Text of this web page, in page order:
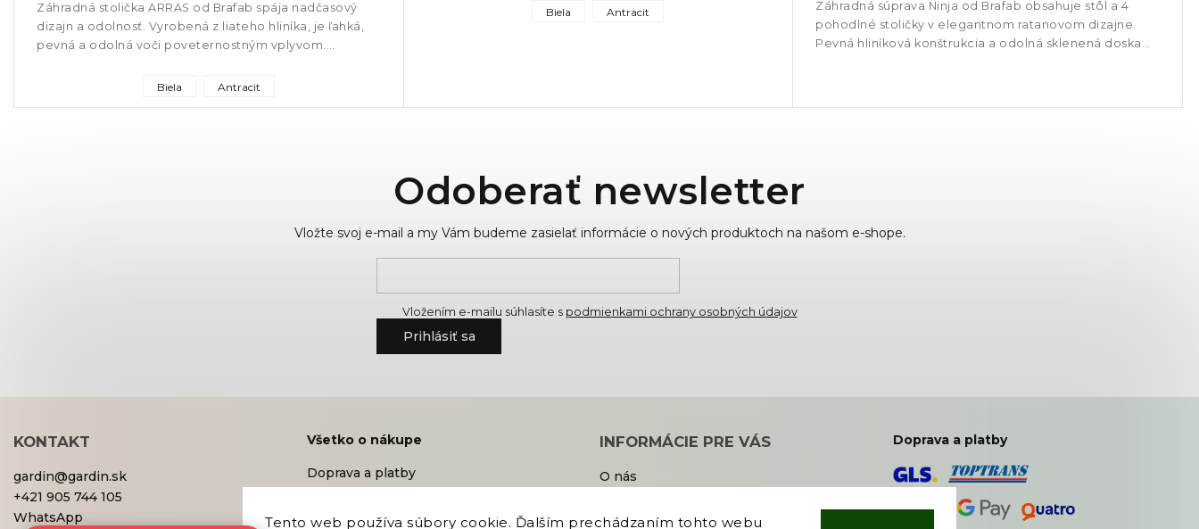
Tento web používa súbory cookie. Ďalším prechádzaním tohto webu
Záhradná stolička ARRAS od Brafab spája nadčasový
dizajn a odolnosť. Vyrobená z liateho hliníka, je ľahká,
pevná a odolná voči poveternostným vplyvom.
Biela
Antracit
Biela Antracit
Záhradná súprava Ninja od Brafab obsahuje stôl a 4
pohodlné stoličky v elegantnom ratanovom dizajne.
Pevná hliníková konštrukcia a odolná sklenená doska
Odoberať newsletter
Vložte svoj e-mail a my Vám budeme zasielať informácie o nových produktoch na našom e-shope.
Vložením e-mailu súhlasíte s podmienkami ochrany osobných údajov
Prihlásiť sa
KONTAKT
gardin@gardin.sk
+421 905 744 105
WhatsApp
Všetko o nákupe
Doprava a platby
Reklamácie a vrátenie tovaru
INFORMÁCIE PRE VÁS
O nás
Blog
Doprava a platby